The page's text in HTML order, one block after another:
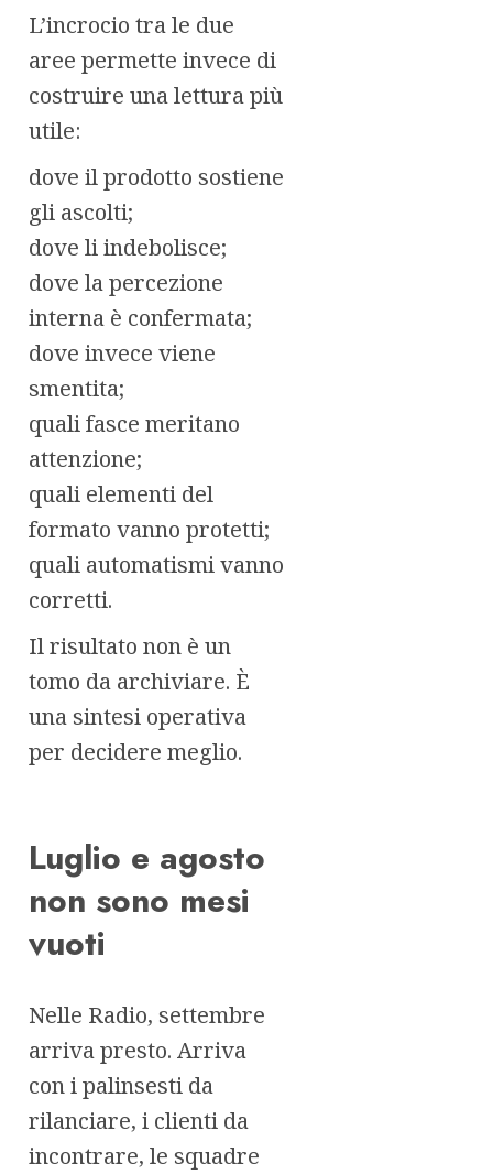
L’incrocio tra le due
aree permette invece di
costruire una lettura più
utile:
dove il prodotto sostiene
gli ascolti;
dove li indebolisce;
dove la percezione
interna è confermata;
dove invece viene
smentita;
quali fasce meritano
attenzione;
quali elementi del
formato vanno protetti;
quali automatismi vanno
corretti.
Il risultato non è un
tomo da archiviare. È
una sintesi operativa
per decidere meglio.
Luglio e agosto
non sono mesi
vuoti
Nelle Radio, settembre
arriva presto. Arriva
con i palinsesti da
rilanciare, i clienti da
incontrare, le squadre